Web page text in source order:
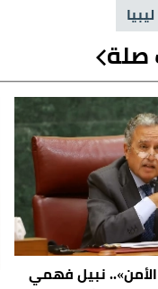
صلة
الأمن».. نبيل فهمي